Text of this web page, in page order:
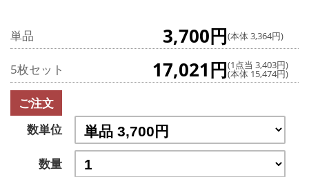
単品 3,700円(本体 3,364円)
5枚セット 17,021円(1点当 3,403円)
(本体 15,474円)
ご注文
数単位
数量